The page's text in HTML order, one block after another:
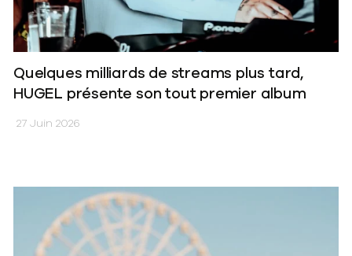
Quelques milliards de streams plus tard,
HUGEL présente son tout premier album
27 Juin 2026